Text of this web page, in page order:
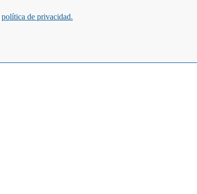
política de privacidad.